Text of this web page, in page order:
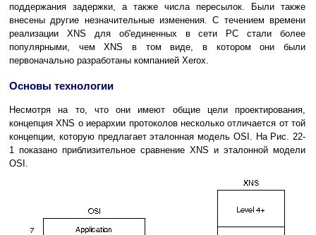
поддержания задержки, а также числа пересылок. Были также
внесены другие незначительные изменения. С течением времени
реализации XNS для об'единенных в сети РС стали более
популярными, чем XNS в том виде, в котором они были
первоначально разработаны компанией Xerox.
Основы технологии
Несмотря на то, что они имеют общие цели проектирования,
концепция XNS о иерархии протоколов несколько отличается от той
концепции, которую предлагает эталонная модель OSI. На Рис. 22-
1 показано приблизительное сравнение XNS и эталонной модели
OSI.